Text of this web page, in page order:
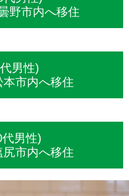
野市内へ移住
男性)
市内へ移住
男性)
市内へ移住